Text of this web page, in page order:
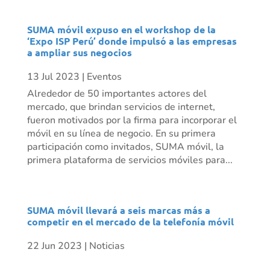
SUMA móvil expuso en el workshop de la
‘Expo ISP Perú’ donde impulsó a las empresas
a ampliar sus negocios
13 Jul 2023 | Eventos
Alrededor de 50 importantes actores del
mercado, que brindan servicios de internet,
fueron motivados por la firma para incorporar el
móvil en su línea de negocio. En su primera
participación como invitados, SUMA móvil, la
primera plataforma de servicios móviles para...
SUMA móvil llevará a seis marcas más a
competir en el mercado de la telefonía móvil
22 Jun 2023 | Noticias